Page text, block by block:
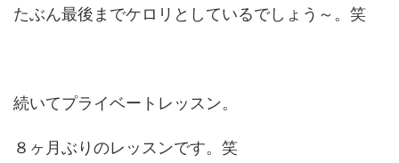
たぶん最後までケロリとしているでしょう～。笑
続いてプライベートレッスン。
８ヶ月ぶりのレッスンです。笑